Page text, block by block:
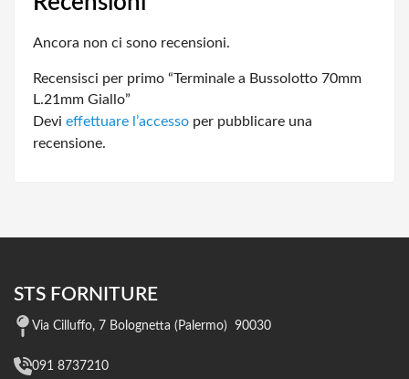
Ancora non ci sono recensioni.
Recensisci per primo “Terminale a Bussolotto 70mm
L.21mm Giallo”
Devi effettuare l’accesso per pubblicare una
recensione.
STS FORNITURE
Via Cilluffo, 7 Bolognetta (Palermo) 90030
091 8737210